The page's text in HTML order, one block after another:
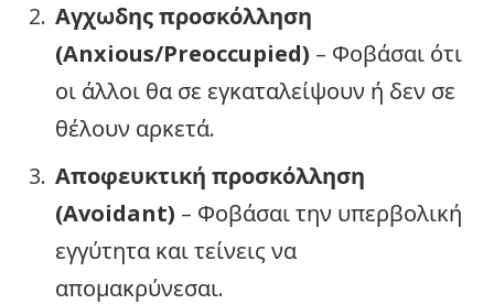
Αγχωδης προσκόλληση
(Anxious/Preoccupied) – Φοβάσαι ότι
οι άλλοι θα σε εγκαταλείψουν ή δεν σε
θέλουν αρκετά.
Αποφευκτική προσκόλληση
(Avoidant) – Φοβάσαι την υπερβολική
εγγύτητα και τείνεις να
απομακρύνεσαι.